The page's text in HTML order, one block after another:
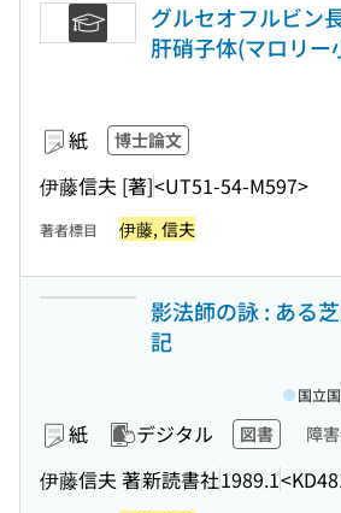
グルセオフルビン
肝硝子体(マロリー
紙 博士論文
伊藤信夫 [著]<UT51-54-M597>
著者標目 伊藤, 信夫
影法師の詠 : ある
記
紙 デジタル 図書 障
伊藤信夫 著新読書社1989.1
国立